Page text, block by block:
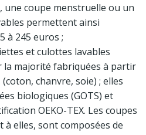
une coupe menstruelle ou un
permettent ainsi
à 245 euros ;
et culottes lavables
la majorité fabriquées à partir
chanvre, soie) ; elles
biologiques (GOTS) et
OEKO-TEX. Les coupes
elles, sont composées de